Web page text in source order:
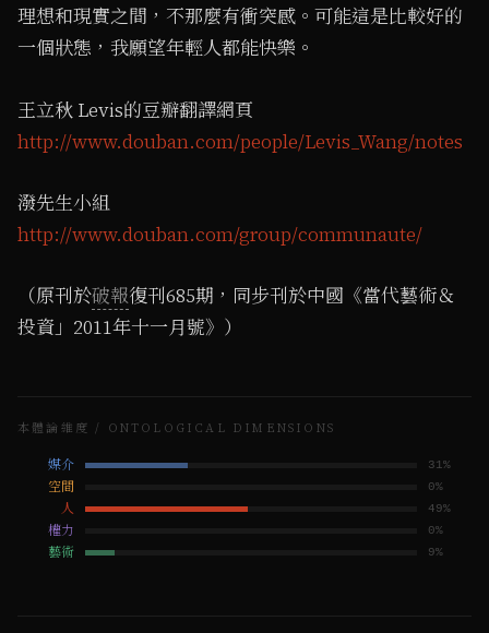
理想和現實之間，不那麼有衝突感。可能這是比較好的
一個狀態，我願望年輕人都能快樂。
王立秋 Levis的豆瓣翻譯網頁
http://www.douban.com/people/Levis_Wang/notes
潑先生小組
http://www.douban.com/group/communaute/
（原刊於破報復刊685期，同步刊於中國《當代藝術＆
投資」2011年十一月號》）
本體論維度 / ONTOLOGICAL DIMENSIONS
媒介 31%
空間 0%
人 49%
權力 0%
藝術 9%